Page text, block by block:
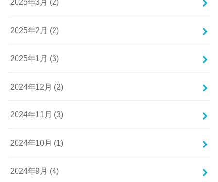
2025年3月 (2)
2025年2月 (2)
2025年1月 (3)
2024年12月 (2)
2024年11月 (3)
2024年10月 (1)
2024年9月 (4)